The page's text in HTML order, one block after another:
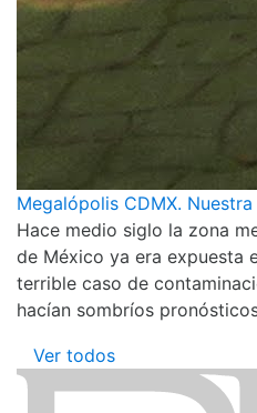
Megalópolis CDMX.
Hace medio siglo la zona
de México ya era expuesta
terrible caso de
hacían sombríos
Ver todos